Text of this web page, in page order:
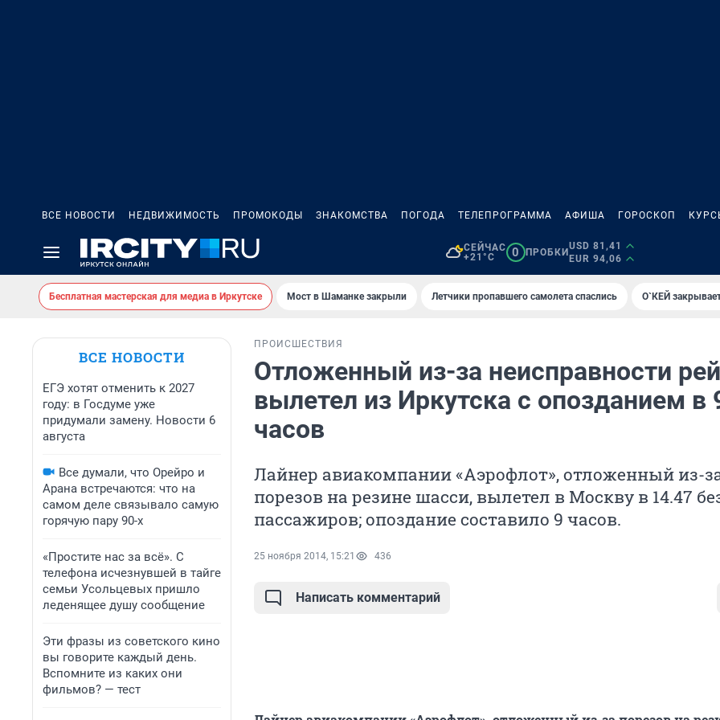
ВСЕ НОВОСТИ НЕДВИЖИМОСТЬ ПРОМОКОДЫ ЗНАКОМСТВА ПОГОДА ТЕЛЕПРОГРАММА АФИША ГОРОСКОП
СЕЙЧАС
+21°C
0 ПРОБКИ
USD 81,41
EUR 94,06
Бесплатная мастерская для медиа в Иркутске Мост в Шаманке закрыли Летчики пропавшего самолета спаслись О`КЕЙ
ВСЕ НОВОСТИ
ЕГЭ хотят отменить к 2027
году: в Госдуме уже
придумали замену. Новости 6
августа
Все думали, что Орейро и
Арана встречаются: что на
самом деле связывало самую
горячую пару 90-х
«Простите нас за всё». С
телефона исчезнувшей в тайге
семьи Усольцевых пришло
леденящее душу сообщение
Эти фразы из советского кино
вы говорите каждый день.
Вспомните из каких они
фильмов? — тест
ПРОИСШЕСТВИЯ
Отложенный из-за неисправности
вылетел из Иркутска с опозданием в
часов
Лайнер авиакомпании «Аэрофлот», отложенный из-
порезов на резине шасси, вылетел в Москву в 14.47
пассажиров; опоздание составило 9 часов.
25 ноября 2014, 15:21 436
Написать комментарий